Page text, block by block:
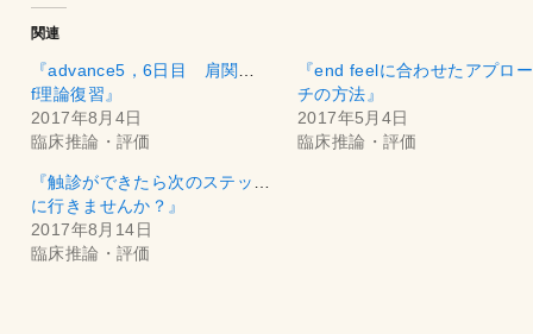
関連
『advance5，6日目 肩関節s-
f理論復習』
2017年8月4日
臨床推論・評価
『end feelに合わせたアプロー
チの方法』
2017年5月4日
臨床推論・評価
『触診ができたら次のステップ
に行きませんか？』
2017年8月14日
臨床推論・評価